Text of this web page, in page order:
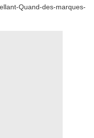
Quand-des-marques-